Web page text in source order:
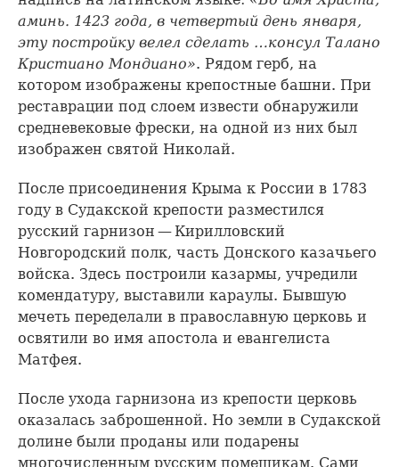
аминь. 1423 года, в четвертый день января,
эту постройку велел сделать …консул Талано
Кристиано Мондиано». Рядом герб, на
котором изображены крепостные башни. При
реставрации под слоем извести обнаружили
средневековые фрески, на одной из них был
изображен святой Николай.
После присоединения Крыма к России в 1783
году в Судакской крепости разместился
русский гарнизон — Кирилловский
Новгородский полк, часть Донского казачьего
войска. Здесь построили казармы, учредили
комендатуру, выставили караулы. Бывшую
мечеть переделали в православную церковь и
освятили во имя апостола и евангелиста
Матфея.
После ухода гарнизона из крепости церковь
оказалась заброшенной. Но земли в Судакской
долине были проданы или подарены
многочисленным русским помещикам. Сами